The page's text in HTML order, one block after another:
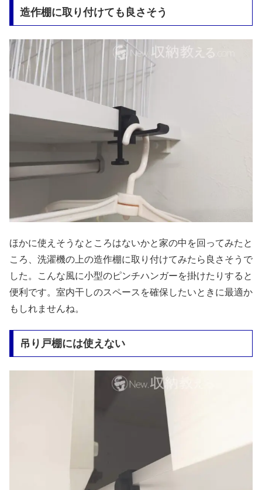
造作棚に取り付けても良さそう
ほかに使えそうなところはないかと家の中を回ってみたと
ころ、洗濯機の上の造作棚に取り付けてみたら良さそうで
した。こんな風に小型のピンチハンガーを掛けたりすると
便利です。室内干しのスペースを確保したいときに最適か
もしれませんね。
吊り戸棚には使えない